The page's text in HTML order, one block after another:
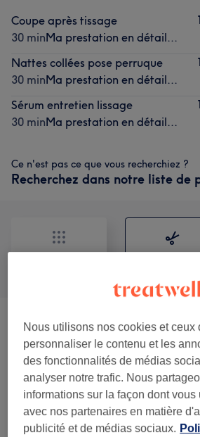
Coupe après tissage
30 minMa prestation en détail...
Nattes collées pose perruque
30 minMa prestation en détail...
Sérum entretien lissage
30 minMa prestation en détail...
Ce n'est pas ce que vous recherchiez ?
Recherchez dans notre liste de
MÈCHES (6)
LACE & CLOSURE (5)
PERRUQUES (5)
OPTIONS (4)
Nous utilisons nos cookies et ceux
personnaliser le contenu et les
des fonctionnalités de médias
analyser notre trafic. Nous
informations sur la façon dont
avec nos partenaires en matière
publicité et de médias sociaux.